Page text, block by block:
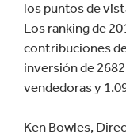
los puntos de
Los ranking de
contribuciones
inversión de
vendedoras y
Ken Bowles,